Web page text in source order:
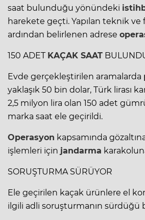
saat bulunduğu yönündeki
harekete geçti. Yapılan teknik
ardından belirlenen adrese
150 ADET KAÇAK SAAT
Evde gerçekleştirilen aramalarda
yaklaşık 50 bin dolar, Türk lirası
2,5 milyon lira olan 150 adet
marka saat ele geçirildi.
Operasyon kapsamında
işlemleri için jandarma
SORUŞTURMA SÜRÜYOR
Ele geçirilen kaçak ürünlere el
ilgili adli soruşturmanın sürdüğü